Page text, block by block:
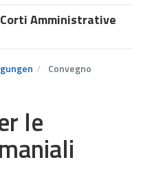
Amministrative
Convegno
le